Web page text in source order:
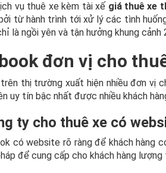
vụ thuê xe kèm tài xế giá thuê xe
từ hành trình tới xử lý các tình
là ngồi yên và tận hưởng khung cảnh
đơn vị cho
trên thị trường xuất hiện nhiều đơn vị
uy tín bậc nhất được nhiều khách
ty cho thuê xe có
có website rõ ràng để khách hàng
để cung cấp cho khách hàng